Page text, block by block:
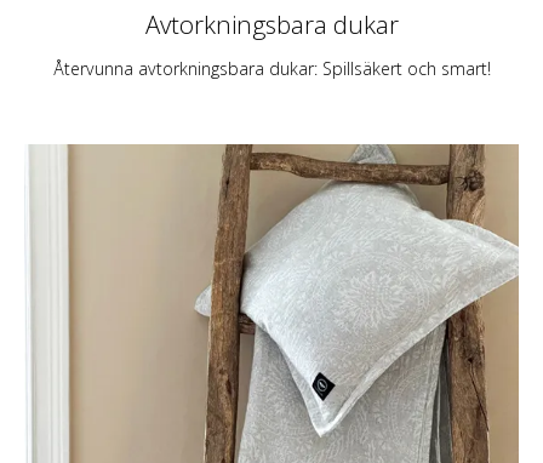
Avtorkningsbara dukar
Återvunna avtorkningsbara dukar: Spillsäkert och smart!